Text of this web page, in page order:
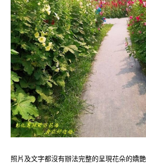
照片及文字都沒有辦法完整的呈現花朵的嬌艷